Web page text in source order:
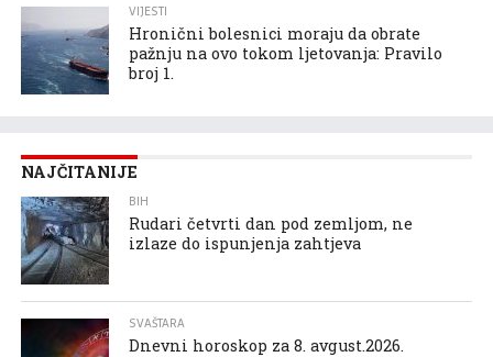
VIJESTI
Hronični bolesnici moraju da obrate
pažnju na ovo tokom ljetovanja: Pravilo
broj 1.
NAJČITANIJE
BIH
Rudari četvrti dan pod zemljom, ne
izlaze do ispunjenja zahtjeva
SVAŠTARA
Dnevni horoskop za 8. avgust.2026.